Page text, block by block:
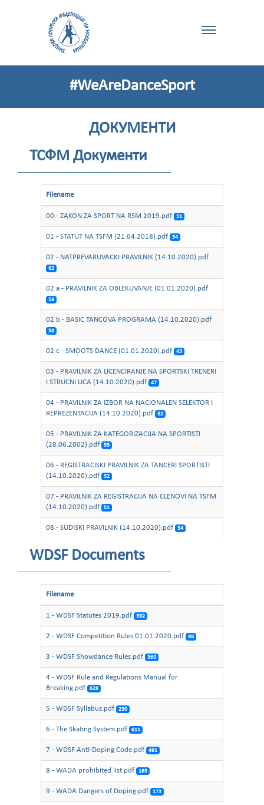
#WeAreDanceSport
ДОКУМЕНТИ
ТСФМ Документи
Filename
00 - ZAKON ZA SPORT NA RSM 2019.pdf 51
01 - STATUT NA TSFM (21.04.2018).pdf 54
02 - NATPREVARUVACKI PRAVILNIK (14.10.2020).pdf
62
02 a - PRAVILNIK ZA OBLEKUVANJE (01.01.2020).pdf
54
02 b - BASIC TANCOVA PROGRAMA (14.10.2020).pdf
58
02 c - SMOOTS DANCE (01.01.2020).pdf 43
03 - PRAVILNIK ZA LICENCIRANJE NA SPORTSKI TRENERI
I STRUCNI LICA (14.10.2020).pdf
47
04 - PRAVILNIK ZA IZBOR NA NACIONALEN SELEKTOR I
REPREZENTACIJA (14.10.2020).pdf
52
05 - PRAVILNIK ZA KATEGORIZACIJA NA SPORTISTI
(28.06.2002).pdf
55
06 - REGISTRACISKI PRAVILNIK ZA TANCERI SPORTISTI
(14.10.2020).pdf
52
07 - PRAVILNIK ZA REGISTRACIJA NA CLENOVI NA TSFM
(14.10.2020).pdf
51
08 - SUDISKI PRAVILNIK (14.10.2020).pdf 54
09 - PRAVILNIK ZA TANCOV SKRUTINER
(14.10.2020).pdf
57
SPORTSKI NASTANI (14.10.2020).pdf
12 - PRAVILNIK ZA ANTI DOPING (14.10.2020).pdf
13 - AMS PRAVILNIK ZA ANTI DOPING.pdf
WDSF Documents
Filename
1 - WDSF Statutes 2019.pdf 392
2 - WDSF Competition Rules 01.01.2020.pdf 98
3 - WDSF Showdance Rules.pdf 360
4 - WDSF Rule and Regulations Manual for
Breaking.pdf
628
5 - WDSF Syllabus.pdf 230
6 - The Skating System.pdf 611
7 - WDSF Anti-Doping Code.pdf 491
8 - WADA prohibited list.pdf 165
9 - WADA Dangers of Doping.pdf 173